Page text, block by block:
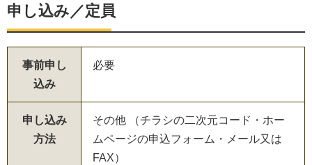
申し込み／定員
事前申し
込み
必要
申し込み
方法
その他 （チラシの二次元コード・ホー
ムページの申込フォーム・メール又は
FAX）